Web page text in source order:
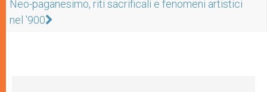
Neo-paganesimo, riti sacrificali e fenomeni artistici
nel '900